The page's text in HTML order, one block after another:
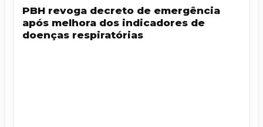
PBH revoga decreto de emergência
após melhora dos indicadores de
doenças respiratórias